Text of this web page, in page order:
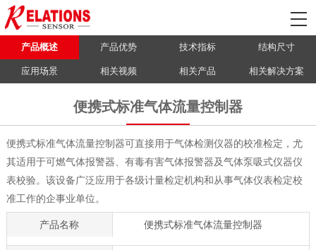
产品概述 产品优势 技术指标 结构尺寸
应用场景 相关视频 相关产品 相关解决方案
便携式标准气体流量控制器
便携式标准气体流量控制器可直接用于气体检测仪器的校准检定，尤
其适用于可燃气体报警器、有毒有害气体报警器及气体泵吸式仪器仪
表校验。该设备广泛应用于各级计量检定机构和从事气体仪表检定校
准工作的企事业单位。
产品名称 便携式标准气体流量控制器